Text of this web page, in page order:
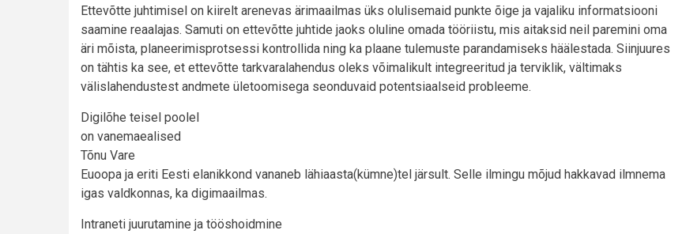
Ettevõtte juhtimisel on kiirelt arenevas ärimaailmas üks olulisemaid punkte õige ja vajaliku informatsiooni
saamine reaalajas. Samuti on ettevõtte juhtide jaoks oluline omada tööriistu, mis aitaksid neil paremini oma
äri mõista, planeerimisprotsessi kontrollida ning ka plaane tulemuste parandamiseks häälestada. Siinjuures
on tähtis ka see, et ettevõtte tarkvaralahendus oleks võimalikult integreeritud ja terviklik, vältimaks
välislahendustest andmete ületoomisega seonduvaid potentsiaalseid probleeme.
Digilõhe teisel poolel
on vanemaealised
Tõnu Vare
Euoopa ja eriti Eesti elanikkond vananeb lähiaasta(kümne)tel järsult. Selle ilmingu mõjud hakkavad ilmnema
igas valdkonnas, ka digimaailmas.
Intraneti juurutamine ja tööshoidmine